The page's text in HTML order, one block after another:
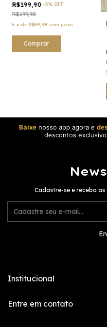
R$199,90 -0% OFF
R$199,90
5 x de R$39,98 sem juros
Comprar
Baixenosso app agora e
descontos
Cadastre-se e receba
Institucional
Entre em contato